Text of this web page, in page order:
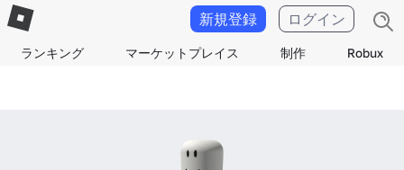
ランキング マーケットプレイス 制作 Robux
新規登録 ログイン